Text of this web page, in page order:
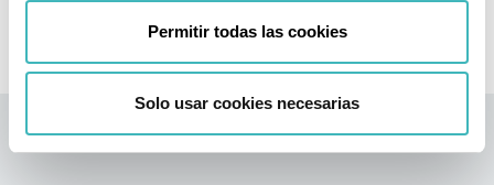
Permitir todas las cookies
Solo usar cookies necesarias
Opiniones de nuestros pacientes